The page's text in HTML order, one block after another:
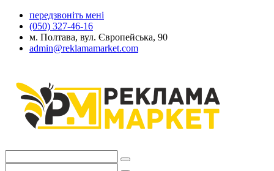
передзвоніть мені
(050) 327-46-16
м. Полтава, вул. Європейська, 90
admin@reklamamarket.com